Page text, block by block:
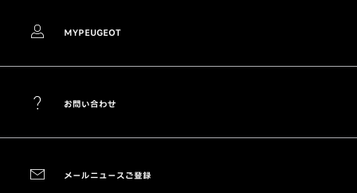
MYPEUGEOT
お問い合わせ
メールニュースご登録